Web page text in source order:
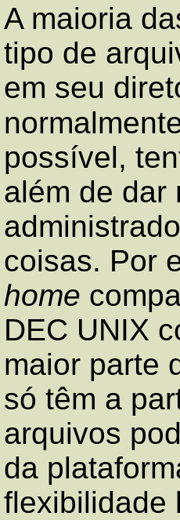
A maioria
tipo de
em seu
possível,
além de dar
coisas. Por
home
DEC UNIX
maior parte
só têm a
arquivos
da
flexibilidade